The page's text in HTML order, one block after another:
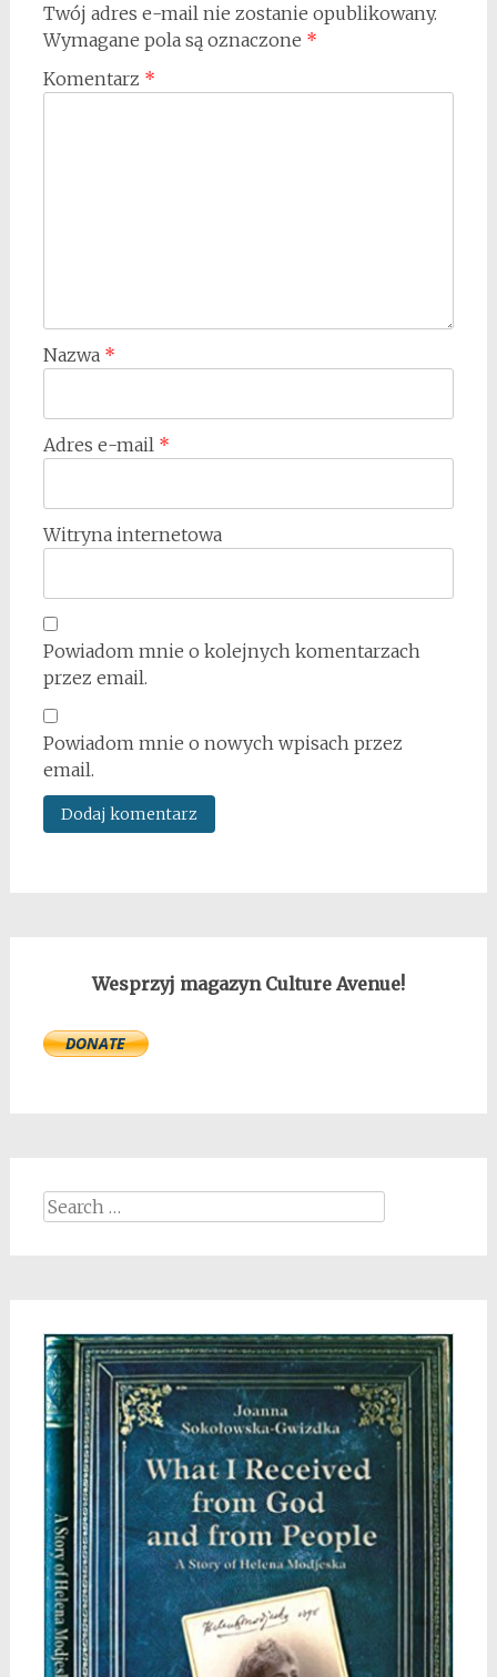
Twój adres e-mail nie zostanie opublikowany.
Wymagane pola są oznaczone *
Komentarz *
Nazwa *
Adres e-mail *
Witryna internetowa
Powiadom mnie o kolejnych komentarzach
przez email.
Powiadom mnie o nowych wpisach przez
email.
Wesprzyj magazyn Culture Avenue!
Search
for: